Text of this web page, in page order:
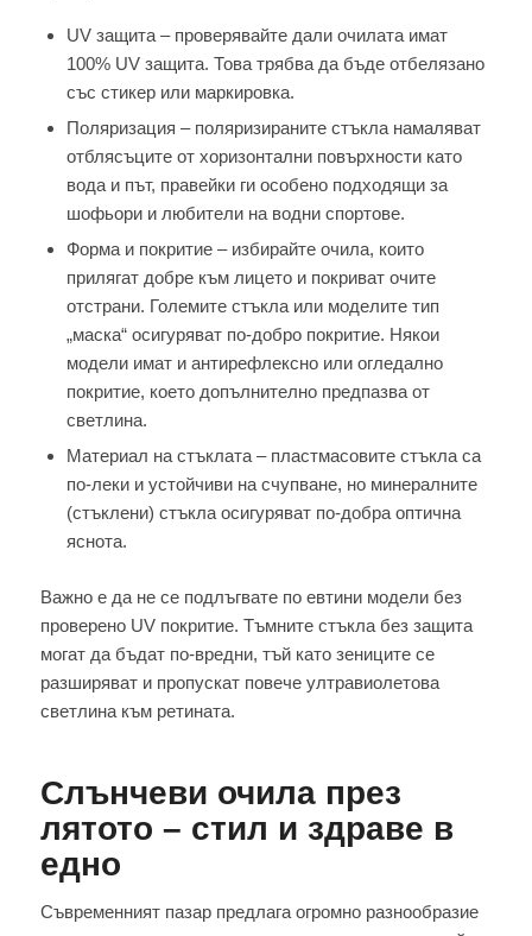
UV защита – проверявайте дали очилата имат
100% UV защита. Това трябва да бъде отбелязано
със стикер или маркировка.
Поляризация – поляризираните стъкла намаляват
отблясъците от хоризонтални повърхности като
вода и път, правейки ги особено подходящи за
шофьори и любители на водни спортове.
Форма и покритие – избирайте очила, които
прилягат добре към лицето и покриват очите
отстрани. Големите стъкла или моделите тип
„маска“ осигуряват по-добро покритие. Някои
модели имат и антирефлексно или огледално
покритие, което допълнително предпазва от
светлина.
Материал на стъклата – пластмасовите стъкла са
по-леки и устойчиви на счупване, но минералните
(стъклени) стъкла осигуряват по-добра оптична
яснота.
Важно е да не се подлъгвате по евтини модели без
проверено UV покритие. Тъмните стъкла без защита
могат да бъдат по-вредни, тъй като зениците се
разширяват и пропускат повече ултравиолетова
светлина към ретината.
Слънчеви очила през
лятото – стил и здраве в
едно
Съвременният пазар предлага огромно разнообразие